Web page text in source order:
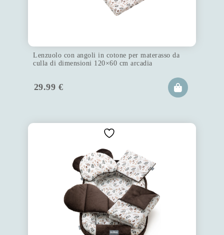
Lenzuolo con angoli in cotone per materasso da
culla di dimensioni 120×60 cm arcadia
29.99 €